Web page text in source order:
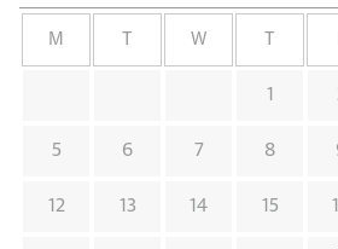
M W
1
5 6 7 8
12 13 14 15